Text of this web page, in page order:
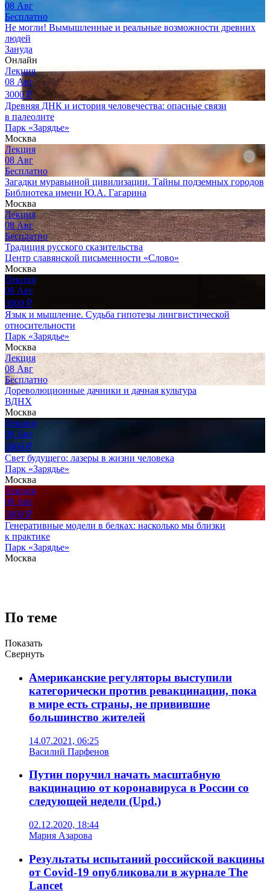
08 Авг
Бесплатно
Не могли! Вымышленные и реальные возможности древних
людей
Зануда
Онлайн
Лекция
08 Авг
3000₽
Древняя ДНК и история человечества: опасные связи
в палеолите
Парк «Зарядье»
Москва
Лекция
08 Авг
Бесплатно
Загадки муравьиной цивилизации. Тайны подземных городов
Библиотека имени Ю.А. Гагарина
Москва
Лекция
08 Авг
Бесплатно
Традиция русского сказительства
Центр славянской письменности «Слово»
Москва
Лекция
08 Авг
3000 ₽
Язык и мышление. Судьба гипотезы лингвистической
относительности
Парк «Зарядье»
Москва
Лекция
08 Авг
Бесплатно
Дореволюционные дачники и дачная культура
ВДНХ
Москва
Лекция
08 Авг
3000 ₽
Свет будущего: лазеры в жизни человека
Парк «Зарядье»
Москва
Лекция
08 Авг
3000 ₽
Генеративные модели в белках: насколько мы близки
к практике
Парк «Зарядье»
Москва
По теме
Показать
Свернуть
Американские регуляторы выступили
категорически против ревакцинации, пока
в мире есть страны, не привившие
большинство жителей
14.07.2021, 06:25
Василий Парфенов
Путин поручил начать масштабную
вакцинацию от коронавируса в России со
следующей недели (Upd.)
02.12.2020, 18:44
Мария Азарова
Результаты испытаний российской вакцины
от Covid-19 опубликовали в журнале The
Lancet